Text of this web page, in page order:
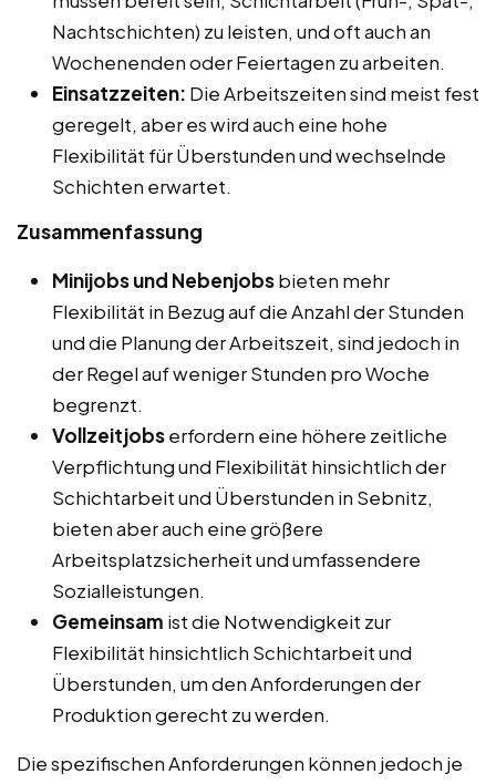
Nachtschichten) zu leisten, und oft auch an
Wochenenden oder Feiertagen zu arbeiten.
Einsatzzeiten: Die Arbeitszeiten sind meist fest
geregelt, aber es wird auch eine hohe
Flexibilität für Überstunden und wechselnde
Schichten erwartet.
Zusammenfassung
Minijobs und Nebenjobsbieten mehr
Flexibilität in Bezug auf die Anzahl der Stunden
und die Planung der Arbeitszeit, sind jedoch in
der Regel auf weniger Stunden pro Woche
begrenzt.
Vollzeitjobserfordern eine höhere zeitliche
Verpflichtung und Flexibilität hinsichtlich der
Schichtarbeit und Überstunden in Sebnitz,
bieten aber auch eine größere
Arbeitsplatzsicherheit und umfassendere
Sozialleistungen.
Gemeinsam ist die Notwendigkeit zur
Flexibilität hinsichtlich Schichtarbeit und
Überstunden, um den Anforderungen der
Produktion gerecht zu werden.
Die spezifischen Anforderungen können jedoch je